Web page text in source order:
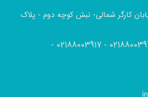
کارگر شمالی- نبش کوچه دوم - پلاک
-
02188003917
-